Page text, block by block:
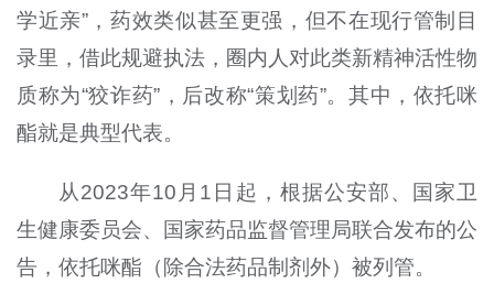
学近亲”，药效类似甚至更强，但不在现行管制目
录里，借此规避执法，圈内人对此类新精神活性物
质称为“狡诈药”，后改称“策划药”。其中，依托咪
酯就是典型代表。
从2023年10月1日起，根据公安部、国家卫
生健康委员会、国家药品监督管理局联合发布的公
告，依托咪酯（除合法药品制剂外）被列管。